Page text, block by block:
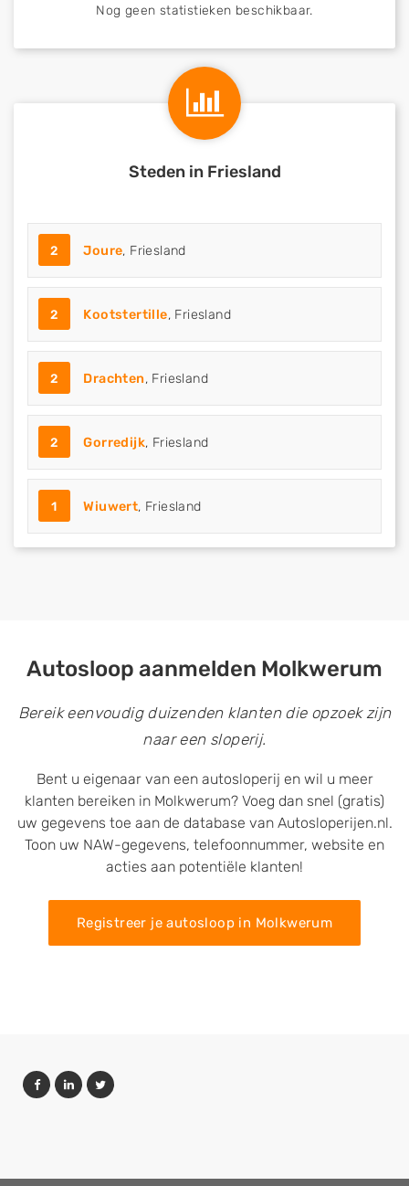
Nog geen statistieken beschikbaar.
Steden in Friesland
2 Joure, Friesland
2 Kootstertille, Friesland
2 Drachten, Friesland
2 Gorredijk, Friesland
1 Wiuwert, Friesland
Autosloop aanmelden Molkwerum
Bereik eenvoudig duizenden klanten die opzoek zijn
naar een sloperij.
Bent u eigenaar van een autosloperij en wil u meer
klanten bereiken in Molkwerum? Voeg dan snel (gratis)
uw gegevens toe aan de database van Autosloperijen.nl.
Toon uw NAW-gegevens, telefoonnummer, website en
acties aan potentiële klanten!
Registreer je autosloop in Molkwerum